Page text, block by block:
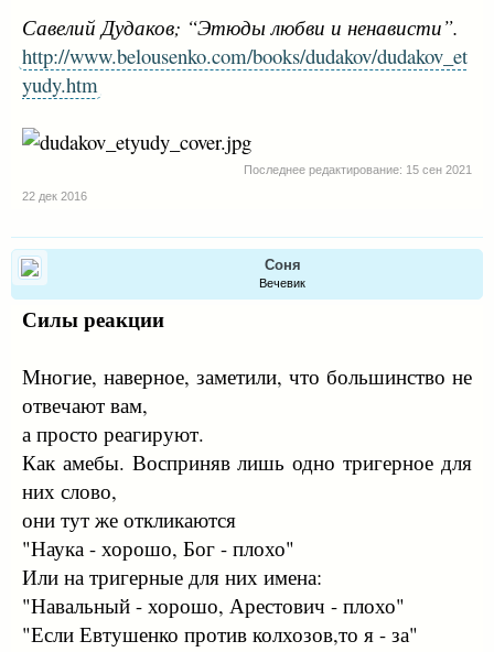
Савелий Дудаков; “Этюды любви и ненависти”.
http://www.belousenko.com/books/dudakov/dudakov_et
yudy.htm
Последнее редактирование: 15 сен 2021
22 дек 2016
Соня
Вечевик
Силы реакции
Многие, наверное, заметили, что большинство не
отвечают вам,
а просто реагируют.
Как амебы. Восприняв лишь одно тригерное для
них слово,
они тут же откликаются
"Наука - хорошо, Бог - плохо"
Или на тригерные для них имена:
"Навальный - хорошо, Арестович - плохо"
"Если Евтушенко против колхозов,то я - за"